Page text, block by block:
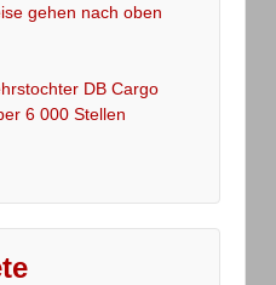
gehen nach oben
DB Cargo
6 000 Stellen